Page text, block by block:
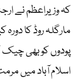
کہ وزیراعظم نے
مارگلہ روڈ کا
پودوں کو بھی چیک
اسلام آباد میں